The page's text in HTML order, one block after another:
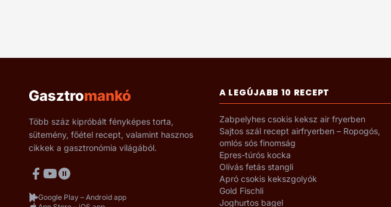
Gasztromankó
Több száz kipróbált fényképes torta,
sütemény, főétel recept, valamint hasznos
cikkek a gasztronómia világából.
Google Play – Android app
A LEGÚJABB 10 RECEPT
Zabpelyhes csokis keksz air fryerben
Sajtos szál recept airfryerben – Ropogós,
omlós sós finomság
Epres-túrós kocka
Olívás fetás stangli
Apró csokis kekszgolyók
Gold Fischli
Joghurtos bagel